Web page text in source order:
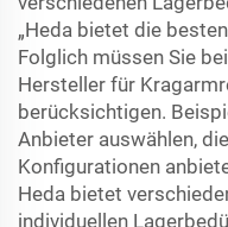
„Heda bietet die
Folglich müssen Sie
Hersteller für
berücksichtigen.
Anbieter auswählen,
Konfigurationen
Heda bietet
individuellen